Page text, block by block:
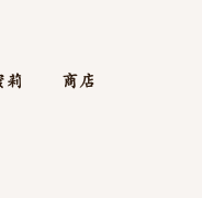
莉 商店